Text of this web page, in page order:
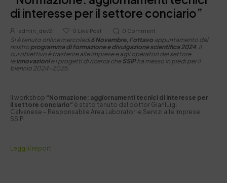
di interesse per il settore conciario”
admin_dev2 0 Like Post 0 Comment
Si è tenuto online mercoledì6 Novembre, l’ottavo appuntamento del
nostro programma di formazione e divulgazione scientifica 2024, il
cui obiettivo è trasferire alle imprese e agli operatori del settore
leinnovazionie i progetti di ricerca cheSSIPha messo in piedi per il
biennio 2024-2025.
Il workshop “Normazione: aggiornamenti tecnici di interesse per
il settore conciario“ è stato tenuto dal dottor Gianluigi
Calvanese – Responsabile Area Laboratori e Servizi alle Imprese
SSIP
Leggi il report